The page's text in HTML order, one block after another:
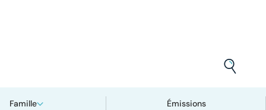
Famille Émissions